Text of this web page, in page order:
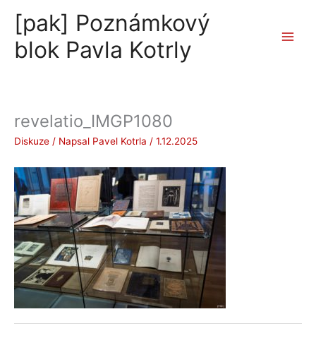
obsah
[pak] Poznámkový
blok Pavla Kotrly
revelatio_IMGP1080
Diskuze / Napsal Pavel Kotrla / 1.12.2025